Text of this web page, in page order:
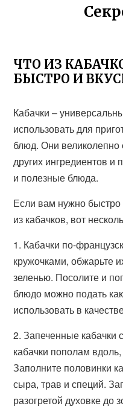
ЧТО ИЗ
БЫСТРО И
Кабачки –
использовать для
блюд. Они великолепно
других ингредиентов и
и полезные блюда.
Если вам нужно быстро
из кабачков, вот
1. Кабачки по-
кружочками, обжарьте
зеленью. Посолите и
блюдо можно подать
использовать в
2. Запеченные кабачки
кабачки пополам
Заполните половинки
сыра, трав и специй.
разогретой духовке до